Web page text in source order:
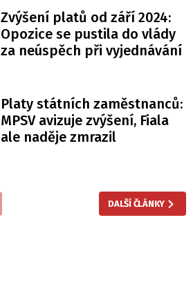
Zvýšení platů od září 2024:
Opozice se pustila do vlády
za neúspěch při vyjednávání
Platy státních zaměstnanců:
MPSV avizuje zvýšení, Fiala
ale naděje zmrazil
DALŠÍ ČLÁNKY